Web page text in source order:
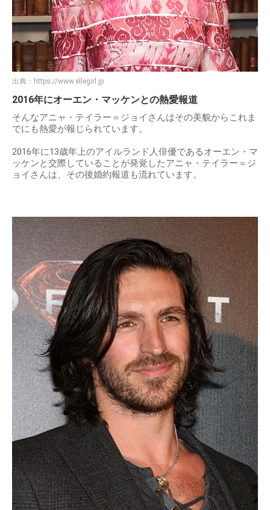
出典： https://www.ellegirl.jp
2016年にオーエン・マッケンとの熱愛報道
そんなアニャ・テイラー＝ジョイさんはその美貌からこれま
でにも熱愛が報じられています。
2016年に13歳年上のアイルランド人俳優であるオーエン・マ
ッケンと交際していることが発覚したアニャ・テイラー＝ジ
ョイさんは、その後婚約報道も流れています。